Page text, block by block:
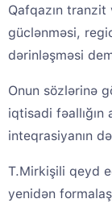
Qafqazın tranzit
güclənməsi,
dərinləşməsi
Onun sözlərinə
iqtisadi fəallığın
inteqrasiyanın
T.Mirkişili qeyd
yenidən